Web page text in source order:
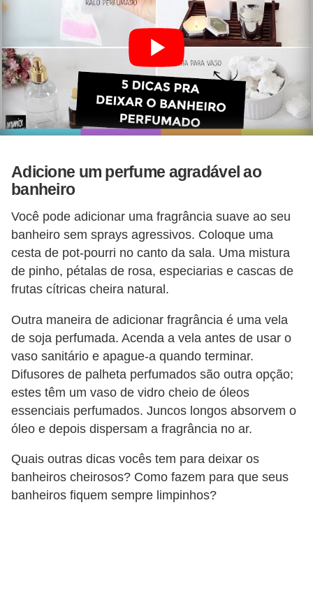
Adicione um perfume agradável ao
banheiro
Você pode adicionar uma fragrância suave ao seu
banheiro sem sprays agressivos. Coloque uma
cesta de pot-pourri no canto da sala. Uma mistura
de pinho, pétalas de rosa, especiarias e cascas de
frutas cítricas cheira natural.
Outra maneira de adicionar fragrância é uma vela
de soja perfumada. Acenda a vela antes de usar o
vaso sanitário e apague-a quando terminar.
Difusores de palheta perfumados são outra opção;
estes têm um vaso de vidro cheio de óleos
essenciais perfumados. Juncos longos absorvem o
óleo e depois dispersam a fragrância no ar.
Quais outras dicas vocês tem para deixar os
banheiros cheirosos? Como fazem para que seus
banheiros fiquem sempre limpinhos?